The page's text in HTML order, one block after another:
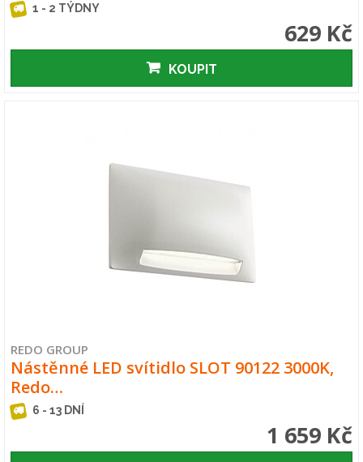
1 - 2 TÝDNY
629 Kč
KOUPIT
REDO GROUP
Nástěnné LED svítidlo SLOT 90122 3000K,
Redo…
6 - 13 DNÍ
1 659 Kč